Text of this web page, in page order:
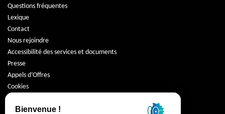
Questions fréquentes
Lexique
Contact
Nous rejoindre
Accessibilité des services et documents
Presse
Appels d’Offres
Cookies
Mentions légales